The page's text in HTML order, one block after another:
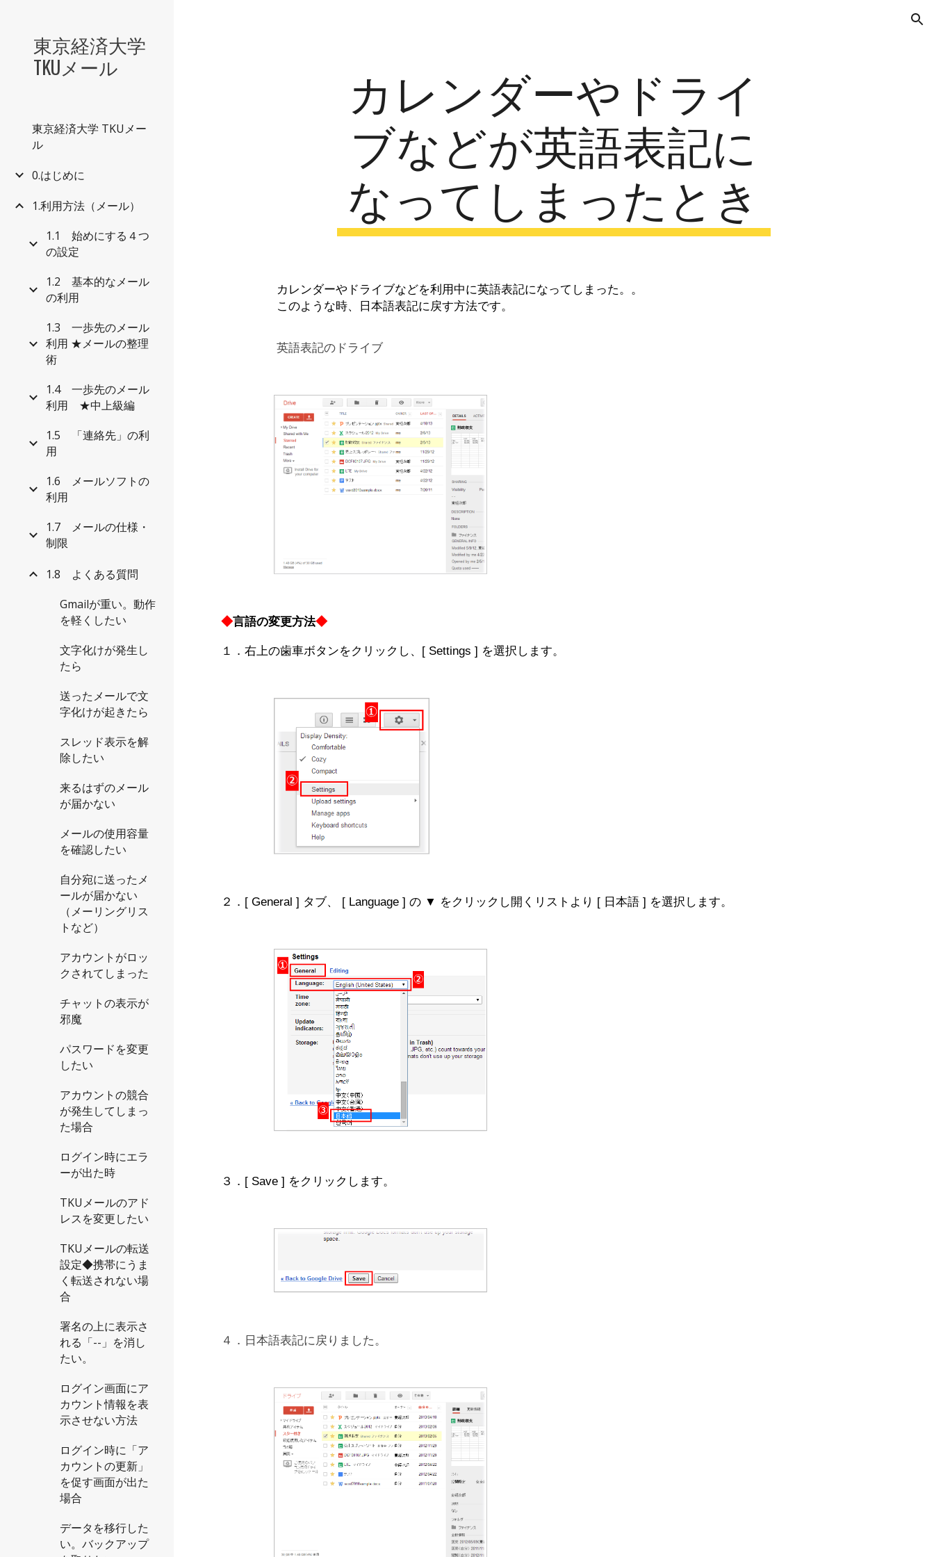
東京経済大学
TKUメール
東京経済大学 TKUメー
ル
0.はじめに
1.利用方法（メール）
1.1 始めにする４つ
の設定
1.2 基本的なメール
の利用
1.3 一歩先のメール
利用 ★メールの整理
術
1.4 一歩先のメール
利用 ★中上級編
1.5 「連絡先」の利
用
1.6 メールソフトの
利用
1.7 メールの仕様・
制限
1.8 よくある質問
Gmailが重い。動作
を軽くしたい
文字化けが発生し
たら
送ったメールで文
字化けが起きたら
スレッド表示を解
除したい
来るはずのメール
が届かない
メールの使用容量
を確認したい
自分宛に送ったメ
ールが届かない
（メーリングリス
トなど）
アカウントがロッ
クされてしまった
チャットの表示が
邪魔
パスワードを変更
したい
アカウントの競合
が発生してしまっ
た場合
ログイン時にエラ
ーが出た時
TKUメールのアド
レスを変更したい
TKUメールの転送
設定◆携帯にうま
く転送されない場
合
署名の上に表示さ
れる「--」を消し
たい。
ログイン画面にア
カウント情報を表
示させない方法
ログイン時に「ア
カウントの更新」
を促す画面が出た
場合
データを移行した
い。バックアップ
カレンダーやドライ
ブなどが英語表記に
なってしまったとき
カレンダーやドライブなどを利用中に英語表記になってしまった。。
このような時、日本語表記に戻す方法です。
英語表記のドライブ
◆言語の変更方法◆
１．右上の歯車ボタンをクリックし、[ Settings ] を選択します。
２．[ General ] タブ、 [ Language ] の ▼ をクリックし開くリストより [ 日本語 ] を選択します。
３．[ Save ] をクリックします。
４．日本語表記に戻りました。